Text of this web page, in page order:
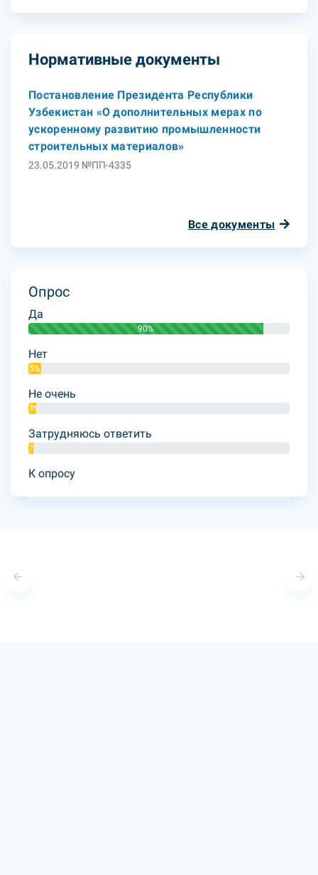
Нормативные документы
Постановление Президента Республики
Узбекистан «О дополнительных мерах по
ускоренному развитию промышленности
строительных материалов»
23.05.2019 №ПП-4335
Все документы
Опрос
Да
90%
Нет
5%
Не очень
3%
Затрудняюсь ответить
2%
К опросу